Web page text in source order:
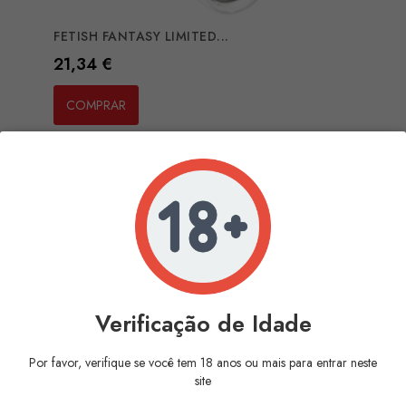
FETISH FANTASY LIMITED...
Preço
21,34 €
COMPRAR
Verificação de Idade
Por favor, verifique se você tem 18 anos ou mais para entrar neste
site